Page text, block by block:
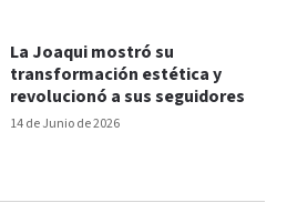
14 de Junio de 2026
La Joaqui mostró su
transformación estética y
revolucionó a sus seguidores